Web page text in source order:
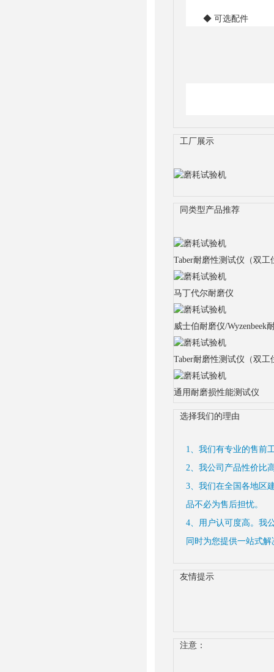
◆ 可选配件
工厂展示
同类型产品推荐
Taber耐磨性测试仪（双工
马丁代尔耐磨仪
威士伯耐磨仪/Wyzenbeek
Taber耐磨性测试仪（双工
通用耐磨损性能测试仪
选择我们的理由
1、我们有专业的售前
2、我公司产品性价比
3、我们在全国各地区
品不必为售后担忧。
4、用户认可度高。我
同时为您提供一站式
友情提示
注意：